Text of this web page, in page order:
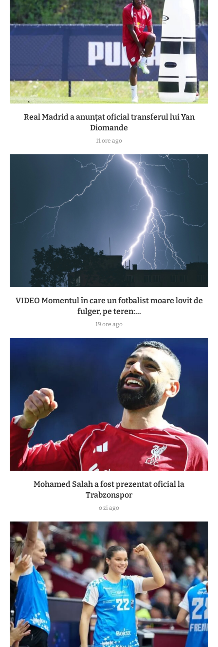
Real Madrid a anunțat oficial transferul lui Yan
Diomande
11 ore ago
VIDEO Momentul în care un fotbalist moare lovit de
fulger, pe teren:...
19 ore ago
Mohamed Salah a fost prezentat oficial la
Trabzonspor
o zi ago